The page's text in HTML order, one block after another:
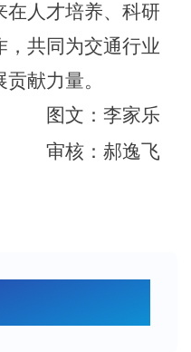
在人才培养、科研
，共同为交通行业
献力量。
家乐
逸飞